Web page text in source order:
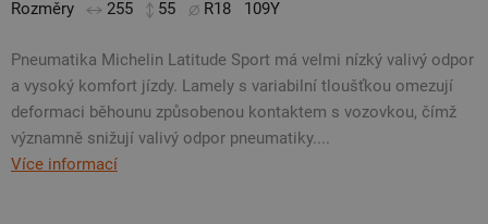
Rozměry 255 55 R18 109Y
Pneumatika Michelin Latitude Sport má velmi nízký valivý odpor
a vysoký komfort jízdy. Lamely s variabilní tloušťkou omezují
deformaci běhounu způsobenou kontaktem s vozovkou, čímž
významně snižují valivý odpor pneumatiky....
Více informací